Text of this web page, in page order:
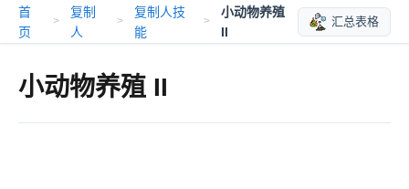
首
页
>
复制
人
>
复制人技
能
>
小动物养殖
II
汇总表格
小动物养殖 II